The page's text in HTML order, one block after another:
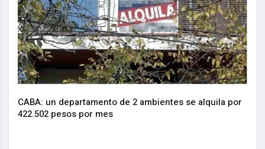
CABA: un departamento de 2 ambientes se alquila por
422.502 pesos por mes